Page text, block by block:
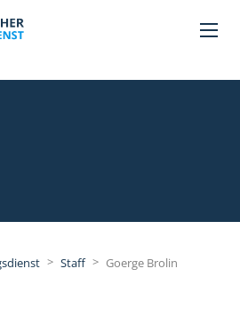
> Staff > Goerge Brolin